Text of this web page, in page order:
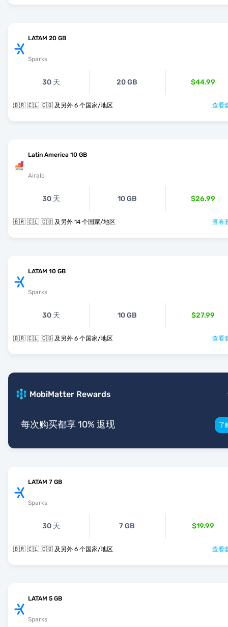
LATAM 20 GB
Sparks
30 天 20 GB $44.99
🇧🇷 🇨🇱 🇨🇴 及另外 6 个国家/地区 查看
Latin America 10 GB
Airalo
30 天 10 GB $26.99
🇧🇷 🇨🇱 🇨🇴 及另外 14 个国家/地区 查看
LATAM 10 GB
Sparks
30 天 10 GB $27.99
🇧🇷 🇨🇱 🇨🇴 及另外 6 个国家/地区 查看
MobiMatter Rewards
每次购买都享 10% 返现 了
LATAM 7 GB
Sparks
30 天 7 GB $19.99
🇧🇷 🇨🇱 🇨🇴 及另外 6 个国家/地区 查看
LATAM 5 GB
Sparks